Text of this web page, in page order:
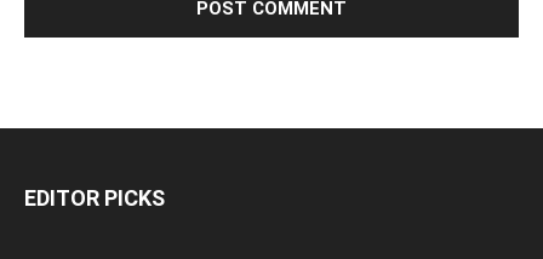
EDITOR PICKS